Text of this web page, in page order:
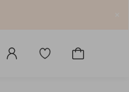
Log
Gå
Gå